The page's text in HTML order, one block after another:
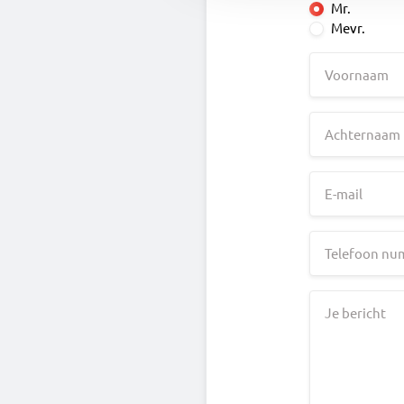
Mr.
Mevr.
Voornaam
Achternaam
E-mail
Telefoon
Je bericht